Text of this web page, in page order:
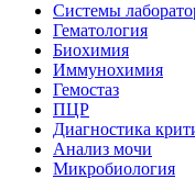
Системы
Гематология
Биохимия
Иммунохимия
Гемостаз
ПЦР
Диагностика
Анализ мочи
Микробиология